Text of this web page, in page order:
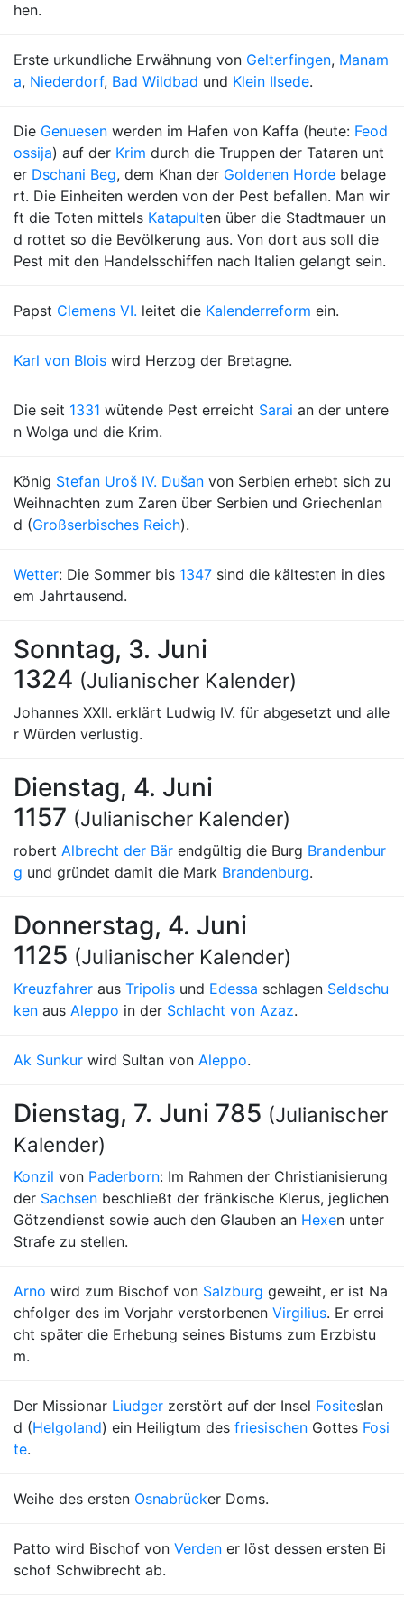
hen.
Erste urkundliche Erwähnung von Gelterfingen, Manam
a, Niederdorf, Bad Wildbad und Klein Ilsede.
Die Genuesen werden im Hafen von Kaffa (heute: Feod
ossija) auf der Krim durch die Truppen der Tataren unt
er Dschani Beg, dem Khan der Goldenen Horde belage
rt. Die Einheiten werden von der Pest befallen. Man wir
ft die Toten mittels Katapulten über die Stadtmauer un
d rottet so die Bevölkerung aus. Von dort aus soll die
Pest mit den Handelsschiffen nach Italien gelangt sein.
Papst Clemens VI. leitet die Kalenderreform ein.
Karl von Blois wird Herzog der Bretagne.
Die seit 1331 wütende Pest erreicht Sarai an der untere
n Wolga und die Krim.
König Stefan Uroš IV. Dušan von Serbien erhebt sich zu
Weihnachten zum Zaren über Serbien und Griechenlan
d (Großserbisches Reich).
Wetter: Die Sommer bis 1347 sind die kältesten in dies
em Jahrtausend.
Sonntag, 3. Juni
1324 (Julianischer Kalender)
Johannes XXII. erklärt Ludwig IV. für abgesetzt und alle
r Würden verlustig.
Dienstag, 4. Juni
1157 (Julianischer Kalender)
robert Albrecht der Bär endgültig die Burg Brandenbur
g und gründet damit die Mark Brandenburg.
Donnerstag, 4. Juni
1125 (Julianischer Kalender)
Kreuzfahrer aus Tripolis und Edessa schlagen Seldschu
ken aus Aleppo in der Schlacht von Azaz.
Ak Sunkur wird Sultan von Aleppo.
Dienstag, 7. Juni 785 (Julianischer
Kalender)
Konzil von Paderborn: Im Rahmen der Christianisierung
der Sachsen beschließt der fränkische Klerus, jeglichen
Götzendienst sowie auch den Glauben an Hexen unter
Strafe zu stellen.
Arno wird zum Bischof von Salzburg geweiht, er ist Na
chfolger des im Vorjahr verstorbenen Virgilius. Er errei
cht später die Erhebung seines Bistums zum Erzbistu
m.
Der Missionar Liudger zerstört auf der Insel Fositeslan
d (Helgoland) ein Heiligtum des friesischen Gottes Fosi
te.
Weihe des ersten Osnabrücker Doms.
Patto wird Bischof von Verden er löst dessen ersten Bi
schof Schwibrecht ab.